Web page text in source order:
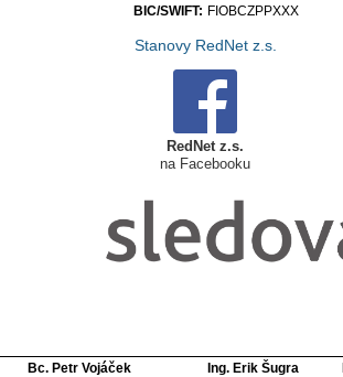
BIC/SWIFT: FIOBCZPPXXX
Stanovy RedNet z.s.
RedNet z.s.
na Facebooku
Bc. Petr Vojáček Ing. Erik Šugra